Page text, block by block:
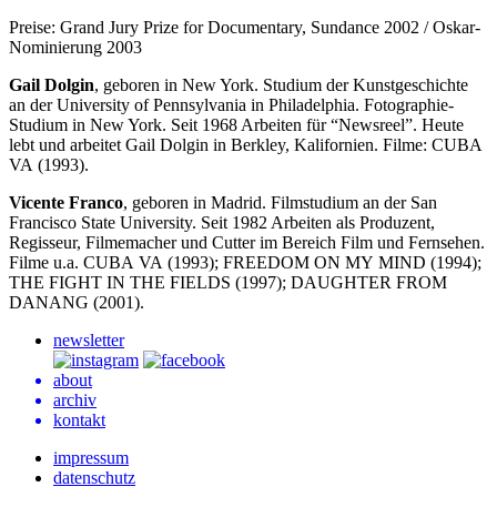
Preise: Grand Jury Prize for Documentary, Sundance 2002 / Oskar-
Nominierung 2003
Gail Dolgin, geboren in New York. Studium der Kunstgeschichte
an der University of Pennsylvania in Philadelphia. Fotographie-
Studium in New York. Seit 1968 Arbeiten für “Newsreel”. Heute
lebt und arbeitet Gail Dolgin in Berkley, Kalifornien. Filme: CUBA
VA (1993).
Vicente Franco, geboren in Madrid. Filmstudium an der San
Francisco State University. Seit 1982 Arbeiten als Produzent,
Regisseur, Filmemacher und Cutter im Bereich Film und Fernsehen.
Filme u.a. CUBA VA (1993); FREEDOM ON MY MIND (1994);
THE FIGHT IN THE FIELDS (1997); DAUGHTER FROM
DANANG (2001).
newsletter
about
archiv
kontakt
impressum
datenschutz